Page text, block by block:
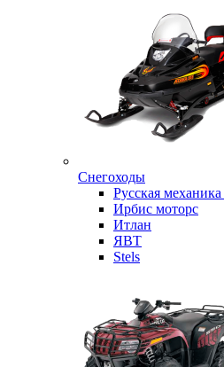
Снегоходы
Русская механика
Ирбис моторс
Итлан
ЯВТ
Stels